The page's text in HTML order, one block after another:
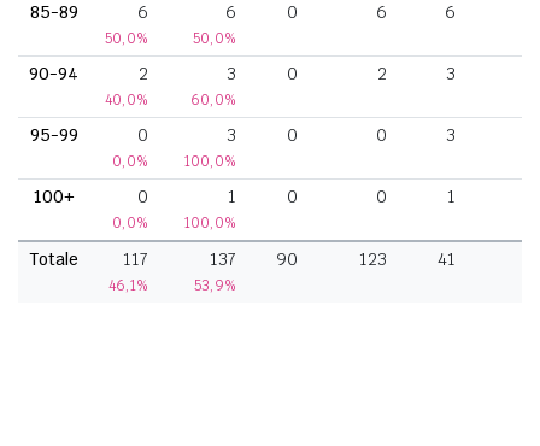
85-89 6
50,0%
6
50,0%
0 6 6
90-94 2
40,0%
3
60,0%
0 2 3
95-99 0
0,0%
3
100,0%
0 0 3
100+ 0
0,0%
1
100,0%
0 0 1
Totale 117
46,1%
137
53,9%
90 123 41